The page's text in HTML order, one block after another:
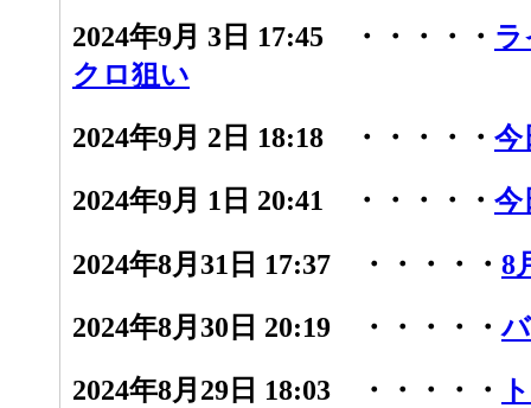
2024年9月 3日 17:45 ・・・・・
クロ狙い
2024年9月 2日 18:18 ・・・・・ 今
2024年9月 1日 20:41 ・・・・・ 今
2024年8月31日 17:37 ・・・・・ 8
2024年8月30日 20:19 ・・・・・
2024年8月29日 18:03 ・・・・・